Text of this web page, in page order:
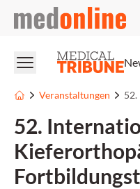
medonline
Veranstaltungen
52.